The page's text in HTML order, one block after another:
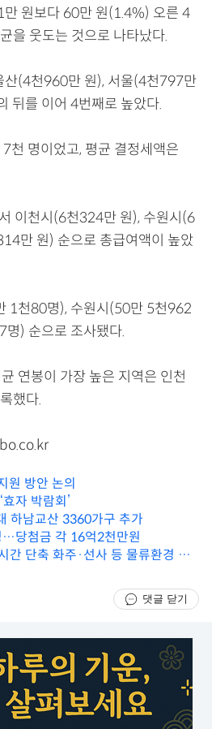
원보다 60만 원(1.4%) 오른 4
을 웃도는 것으로 나타났다.
산(4천960만 원), 서울(4천797만
뒤를 이어 4번째로 높았다.
천 명이었고, 평균 결정세액은
이천시(6천324만 원), 수원시(6
만 원) 순으로 총급여액이 높았
1천80명), 수원시(50만 5천962
) 순으로 조사됐다.
연봉이 가장 높은 지역은 인천
했다.
원 방안 논의
자 박람회’
하남교산 3360가구 추가
당첨금 각 16억2천만원
간 단축 화주·선사 등 물류환경 만
댓글 닫기